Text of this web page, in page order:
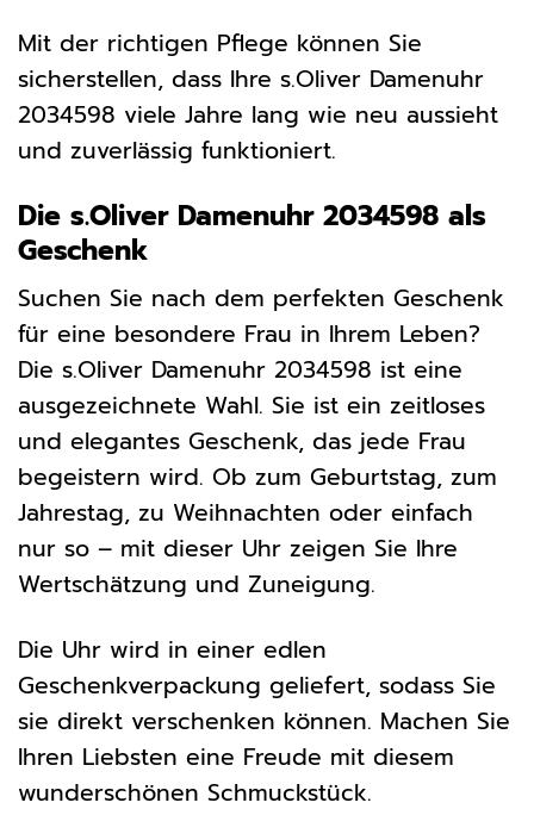
Mit der richtigen Pflege können Sie
sicherstellen, dass Ihre s.Oliver Damenuhr
2034598 viele Jahre lang wie neu aussieht
und zuverlässig funktioniert.
Die s.Oliver Damenuhr 2034598 als
Geschenk
Suchen Sie nach dem perfekten Geschenk
für eine besondere Frau in Ihrem Leben?
Die s.Oliver Damenuhr 2034598 ist eine
ausgezeichnete Wahl. Sie ist ein zeitloses
und elegantes Geschenk, das jede Frau
begeistern wird. Ob zum Geburtstag, zum
Jahrestag, zu Weihnachten oder einfach
nur so – mit dieser Uhr zeigen Sie Ihre
Wertschätzung und Zuneigung.
Die Uhr wird in einer edlen
Geschenkverpackung geliefert, sodass Sie
sie direkt verschenken können. Machen Sie
Ihren Liebsten eine Freude mit diesem
wunderschönen Schmuckstück.